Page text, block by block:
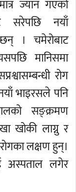
ज्यान गएको
सरेपछि नयाँ
। चमेरोबाट
मानिसमा
रोग
भाइरसले पनि
सङ्क्रमण
खोकी लाग्नु र
लक्षण हुन्।
अस्पताल लगेर